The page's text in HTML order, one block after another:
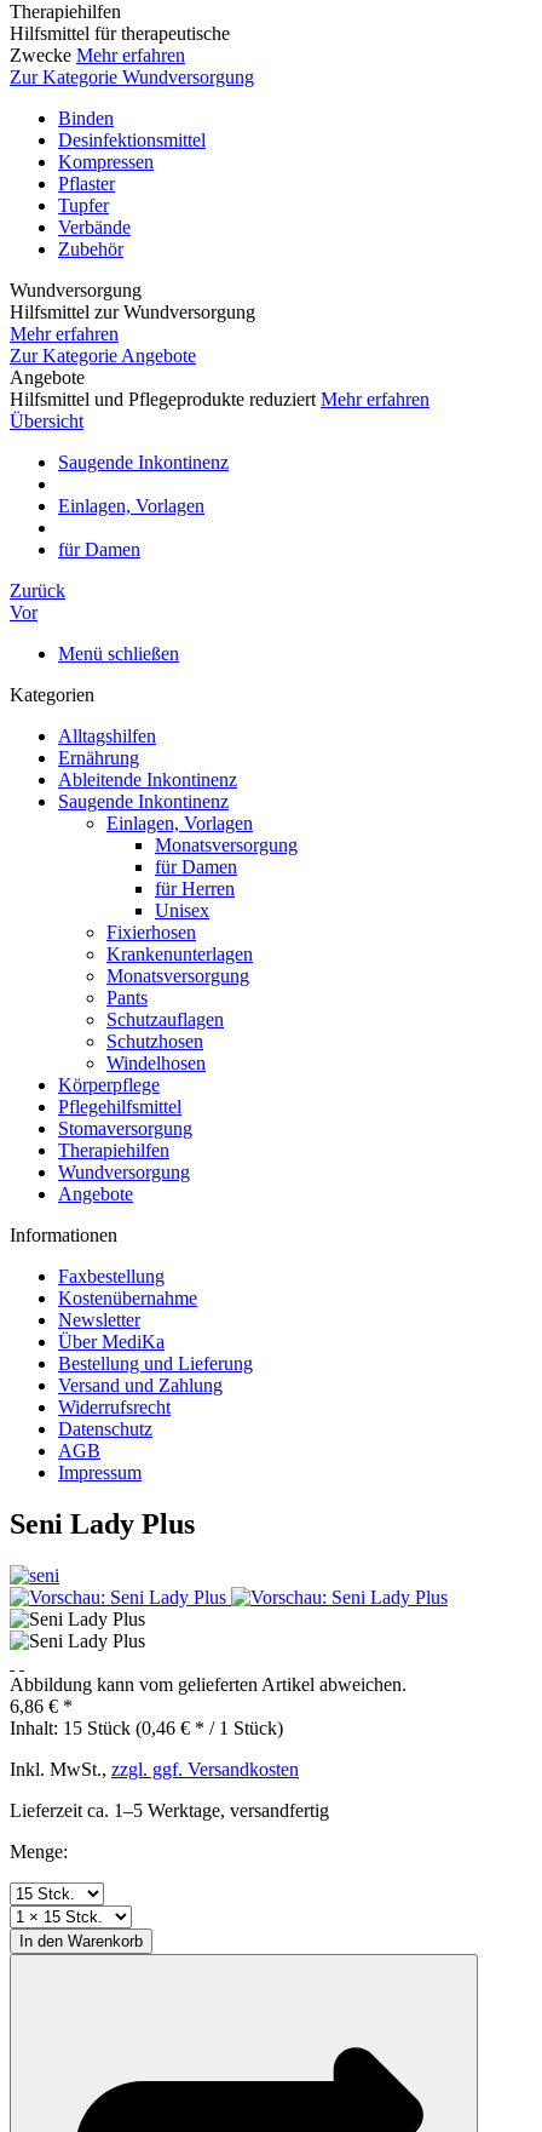
Therapiehilfen
Hilfsmittel für therapeutische
Zwecke Mehr erfahren
Zur Kategorie Wundversorgung
Binden
Desinfektionsmittel
Kompressen
Pflaster
Tupfer
Verbände
Zubehör
Wundversorgung
Hilfsmittel zur Wundversorgung
Mehr erfahren
Zur Kategorie Angebote
Angebote
Hilfsmittel und Pflegeprodukte reduziert Mehr erfahren
Übersicht
Saugende Inkontinenz
Einlagen, Vorlagen
für Damen
Zurück
Vor
Menü schließen
Kategorien
Alltagshilfen
Ernährung
Ableitende Inkontinenz
Saugende Inkontinenz
Einlagen, Vorlagen
Monatsversorgung
für Damen
für Herren
Unisex
Fixierhosen
Krankenunterlagen
Monatsversorgung
Pants
Schutzauflagen
Schutzhosen
Windelhosen
Körperpflege
Pflegehilfsmittel
Stomaversorgung
Therapiehilfen
Wundversorgung
Angebote
Informationen
Faxbestellung
Kostenübernahme
Newsletter
Über MediKa
Bestellung und Lieferung
Versand und Zahlung
Widerrufsrecht
Datenschutz
AGB
Impressum
Seni Lady Plus
Abbildung kann vom gelieferten Artikel abweichen.
6,86 € *
Inhalt: 15 Stück (0,46 € * / 1 Stück)
Inkl. MwSt., zzgl. ggf. Versandkosten
Lieferzeit ca. 1–5 Werktage, versandfertig
Menge:
In den Warenkorb